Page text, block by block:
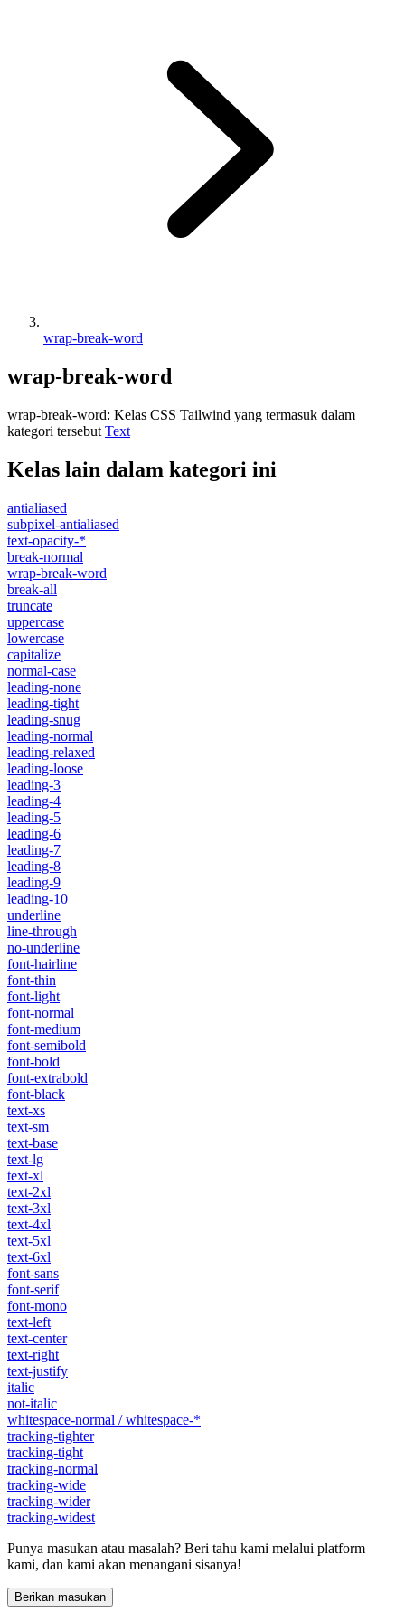
wrap-break-word
wrap-break-word
wrap-break-word: Kelas CSS Tailwind yang termasuk dalam
kategori tersebut Text
Kelas lain dalam kategori ini
antialiased
subpixel-antialiased
text-opacity-*
break-normal
wrap-break-word
break-all
truncate
uppercase
lowercase
capitalize
normal-case
leading-none
leading-tight
leading-snug
leading-normal
leading-relaxed
leading-loose
leading-3
leading-4
leading-5
leading-6
leading-7
leading-8
leading-9
leading-10
underline
line-through
no-underline
font-hairline
font-thin
font-light
font-normal
font-medium
font-semibold
font-bold
font-extrabold
font-black
text-xs
text-sm
text-base
text-lg
text-xl
text-2xl
text-3xl
text-4xl
text-5xl
text-6xl
font-sans
font-serif
font-mono
text-left
text-center
text-right
text-justify
italic
not-italic
whitespace-normal / whitespace-*
tracking-tighter
tracking-tight
tracking-normal
tracking-wide
tracking-wider
tracking-widest
Punya masukan atau masalah? Beri tahu kami melalui platform
kami, dan kami akan menangani sisanya!
Berikan masukan